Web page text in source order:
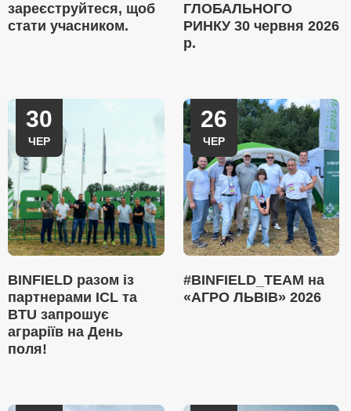
зареєструйтеся, щоб
стати учасником.
ГЛОБАЛЬНОГО
РИНКУ 30 червня 2026
р.
30
ЧЕР
BINFIELD разом із
партнерами ICL та
BTU запрошує
аграріїв на День
поля!
26
ЧЕР
#BINFIELD_TEAM на
«АГРО ЛЬВІВ» 2026